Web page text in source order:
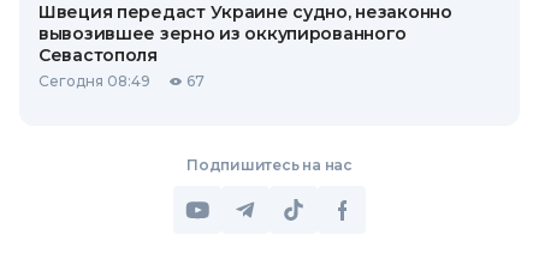
Швеция передаст Украине судно, незаконно
вывозившее зерно из оккупированного
Севастополя
Сегодня 08:49 67
Подпишитесь на нас